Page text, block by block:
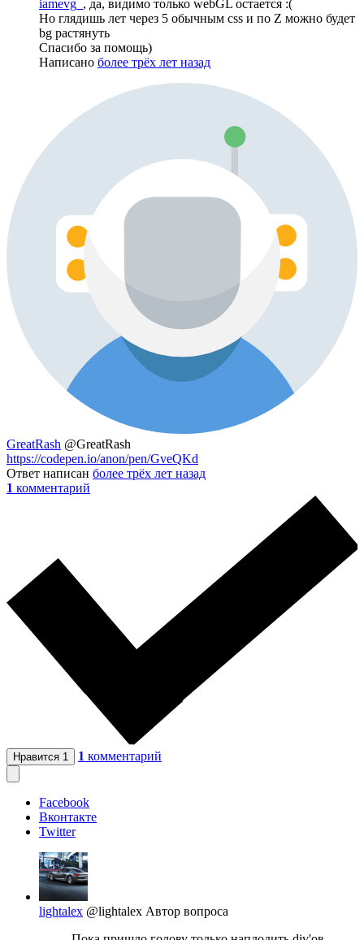
iamevg_ , да, видимо только webGL остается :(
Но глядишь лет через 5 обычным css и по Z можно будет
bg растянуть
Спасибо за помощь)
Написано более трёх лет назад
GreatRash @GreatRash
https://codepen.io/anon/pen/GveQKd
Ответ написан более трёх лет назад
1 комментарий
Нравится 1 1 комментарий
Facebook
Вконтакте
Twitter
lightalex @lightalex Автор вопроса